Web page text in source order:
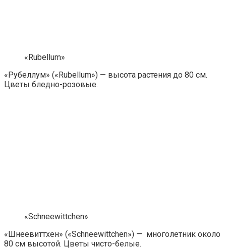
«Rubellum»
«Рубеллум» («Rubellum») — высота растения до 80 см.
Цветы бледно-розовые.
«Schneewittchen»
«Шнеевиттхен» («Schneewittchen») — многолетник около
80 см высотой. Цветы чисто-белые.